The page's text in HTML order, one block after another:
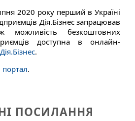
2020 року перший в Україні
Дія.Бізнес запрацював
можливість безкоштовних
доступна в онлайн-
Дія.Бізнес.
.
ПОСИЛАННЯ